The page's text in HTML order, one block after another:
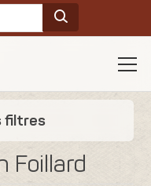
filtres
Foillard